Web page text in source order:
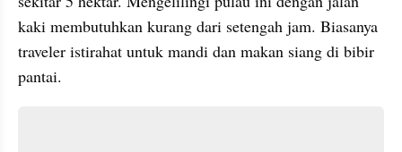
kaki membutuhkan kurang dari setengah jam. Biasanya
traveler istirahat untuk mandi dan makan siang di bibir
pantai.